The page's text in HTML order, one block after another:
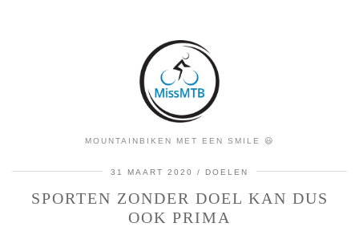
MOUNTAINBIKEN MET EEN SMILE 😃
31 MAART 2020 DOELEN
SPORTEN ZONDER DOEL KAN DUS
OOK PRIMA